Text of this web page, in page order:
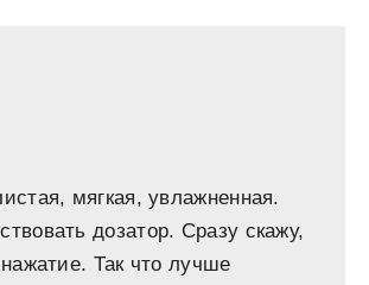
мягкая, увлажненная.
дозатор. Сразу скажу,
Так что лучше